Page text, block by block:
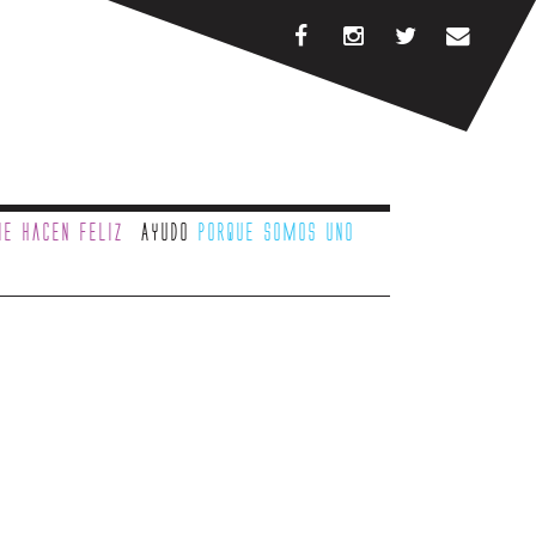
hacen feliz Ayudo porque somos uno